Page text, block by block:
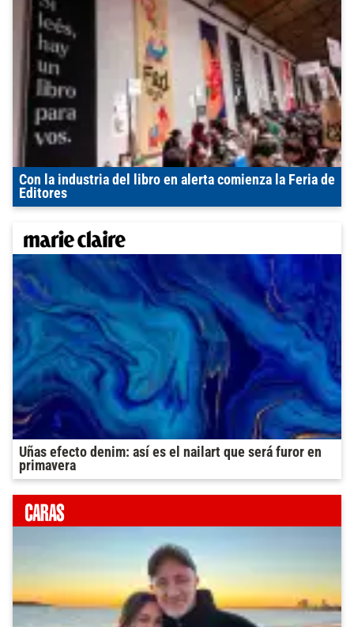
Con la industria del libro en alerta comienza la Feria de
Editores
Uñas efecto denim: así es el nailart que será furor en
primavera